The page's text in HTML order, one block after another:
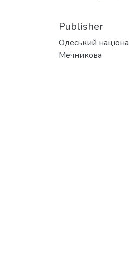
Publisher
Одеський
Мечникова